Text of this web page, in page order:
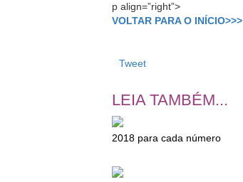
p align=”right”>
VOLTAR PARA O INÍCIO>>>
Tweet
LEIA TAMBÉM...
2018 para cada número